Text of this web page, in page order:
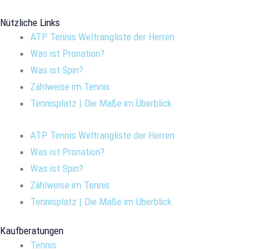
Nützliche Links
ATP Tennis Weltrangliste der Herren
Was ist Pronation?
Was ist Spin?
Zählweise im Tennis
Tennisplatz | Die Maße im Überblick
ATP Tennis Weltrangliste der Herren
Was ist Pronation?
Was ist Spin?
Zählweise im Tennis
Tennisplatz | Die Maße im Überblick
Kaufberatungen
Tennis